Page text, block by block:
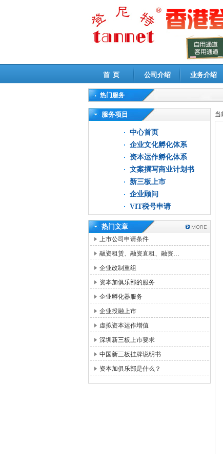
首 页 公司介绍 业务介绍
热门服务
高新技术企业认定审计|企业所得税汇算清缴
服务项目
中心首页
企业文化孵化体系
资本运作孵化体系
文案撰写商业计划书
新三板上市
企业顾问
VIT税号申请
热门文章
上市公司申请条件
融资租赁、融资直租、融资…
企业改制重组
资本加俱乐部的服务
企业孵化器服务
企业投融上市
虚拟资本运作增值
深圳新三板上市要求
中国新三板挂牌说明书
资本加俱乐部是什么？
当